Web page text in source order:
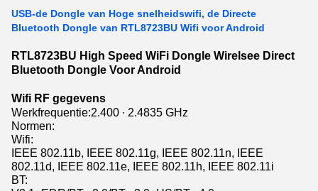
USB-de Dongle van Hoge snelheidswifi, de Directe
Bluetooth Dongle van RTL8723BU Wifi voor Android
RTL8723BU High Speed WiFi Dongle Wirelsee Direct
Bluetooth Dongle Voor Android
Wifi RF gegevens
Werkfrequentie:2.400 ∙ 2.4835 GHz
Normen:
Wifi:
IEEE 802.11b, IEEE 802.11g, IEEE 802.11n, IEEE
802.11d, IEEE 802.11e, IEEE 802.11h, IEEE 802.11i
BT: